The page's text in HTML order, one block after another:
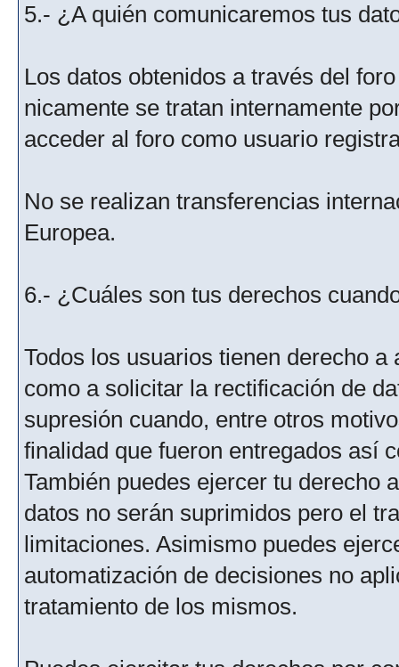
5.- ¿A quién comunicaremos tus
Los datos obtenidos a través del
nicamente se tratan internamente
acceder al foro como usuario
No se realizan transferencias
Europea.
6.- ¿Cuáles son tus derechos
Todos los usuarios tienen derecho
como a solicitar la rectificación de
supresión cuando, entre otros
finalidad que fueron entregados así
También puedes ejercer tu derecho
datos no serán suprimidos pero el
limitaciones. Asimismo puedes
automatización de decisiones no
tratamiento de los mismos.